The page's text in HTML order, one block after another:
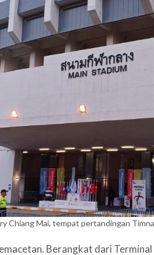
Chiang Mai, tempat pertandingan
Berangkat dari